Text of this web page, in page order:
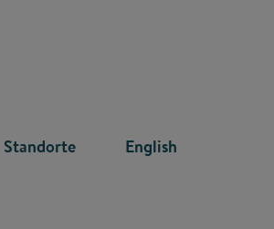
Standorte English